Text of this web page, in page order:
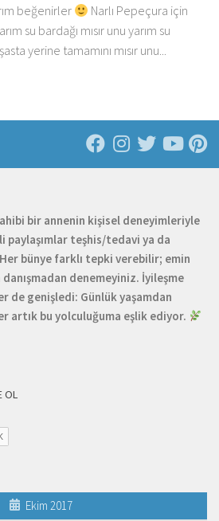
beğenirler
Narlı Pepeçura için
su bardağı mısır unu yarım su
yerine tamamını mısır unu...
bir annenin kişisel deneyimleriyle
paylaşımlar teşhis/tedavi ya da
bünye farklı tepki verebilir; emin
denemeyiniz. İyileşme
de genişledi: Günlük yaşamdan
artık bu yolculuğuma eşlik ediyor.
OL
Ekim 2017